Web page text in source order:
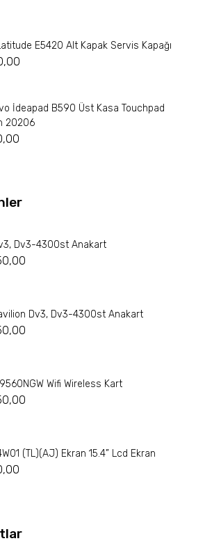
E5420 Alt Kapak Servis Kapağı
İdeapad B590 Üst Kasa Touchpad
20206
Dv3-4300st Anakart
Dv3, Dv3-4300st Anakart
Wifi Wireless Kart
(TL)(AJ) Ekran 15.4” Lcd Ekran